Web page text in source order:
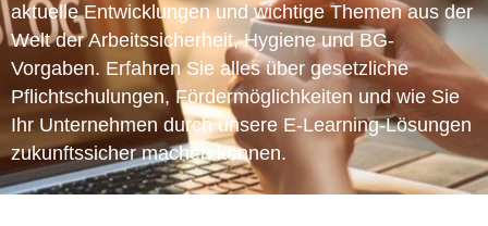
aktuelle Entwicklungen und wichtige Themen aus der
Welt der Arbeitssicherheit, Hygiene und BG-
Vorgaben. Erfahren Sie alles über gesetzliche
Pflichtschulungen, Fördermöglichkeiten und wie Sie
Ihr Unternehmen durch unsere E-Learning-Lösungen
zukunftssicher machen können.